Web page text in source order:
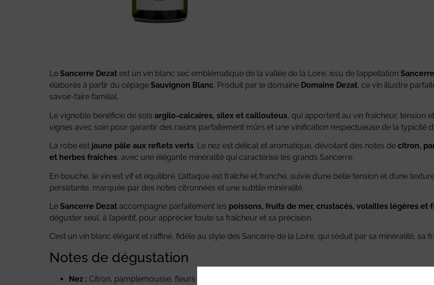
Le Sancerre Dezat est un vin blanc sec emblématique de la vallée de la Loire, issu de l’appellation Sancerre
élaborés à partir du cépage Sauvignon Blanc. Produit par le domaine Domaine Dezat, ce vin illustre
savoir-faire familial.
Le vignoble bénéficie de sols argilo-calcaires, silex et caillouteux, qui apportent au vin fraîcheur, tension
vignes avec soin pour garantir des raisins parfaitement mûrs et une vinification respectueuse de la typicité
La robe est jaune pâle aux reflets verts. Le nez est délicat et aromatique, dévoilant des notes de citron,
et herbes fraîches, avec une élégante minéralité qui caractérise les grands Sancerre.
En bouche, le vin est vif et équilibré. L’attaque est fraîche et franche, suivie d’une belle tension et d’une
persistante, marquée par des notes citronnées et une subtile minéralité.
Le Sancerre Dezat accompagne parfaitement les poissons, fruits de mer, crustacés, volailles légères et
déguster seul, à l’apéritif, pour apprécier toute sa fraîcheur et sa précision.
C’est un vin blanc élégant et raffiné, fidèle au style des Sancerre de la Loire, qui séduit par sa minéralité, sa
Notes de dégustation
Nez : Citron, pamplemousse, fleurs blanches, pomme verte, notes minérales.